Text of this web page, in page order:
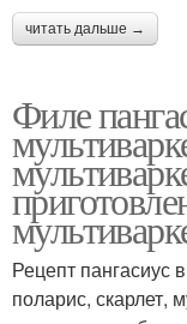
читать дальше →
Филе
Рецепт пангасиус
поларис, скарлет,